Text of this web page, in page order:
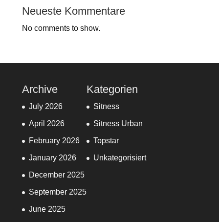
Neueste Kommentare
No comments to show.
Archive
July 2026
April 2026
February 2026
January 2026
December 2025
September 2025
June 2025
Kategorien
Sitness
Sitness Urban
Topstar
Unkategorisiert